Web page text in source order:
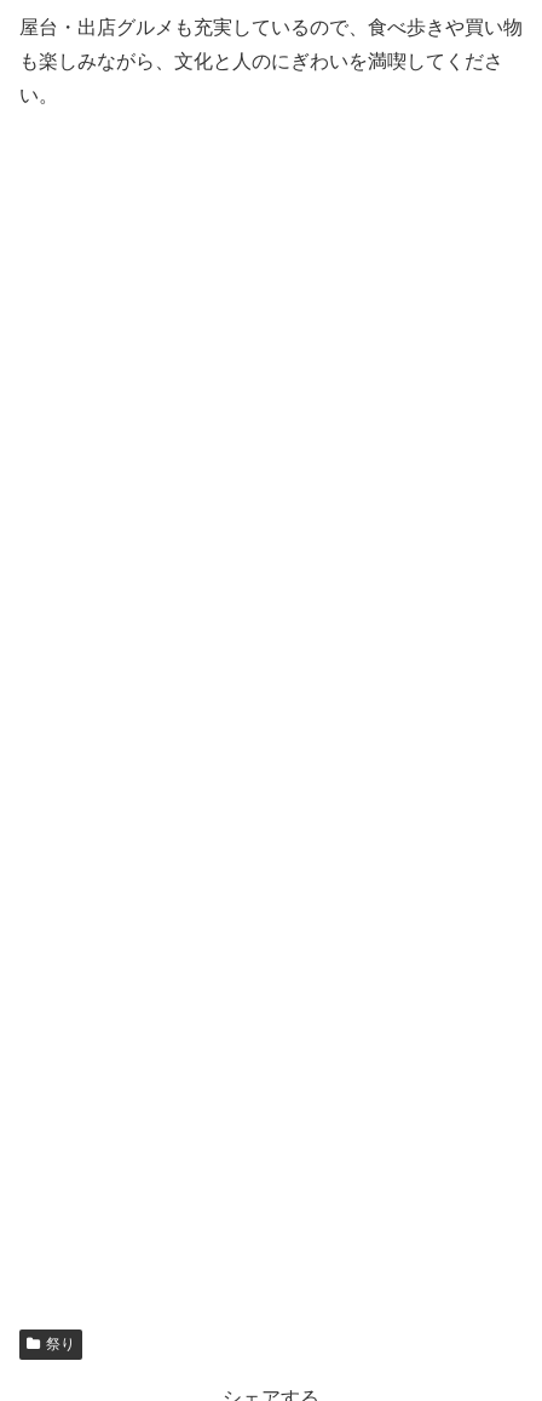
屋台・出店グルメも充実しているので、食べ歩きや買い物
も楽しみながら、文化と人のにぎわいを満喫してくださ
い。
祭り